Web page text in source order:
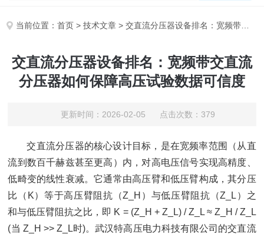
当前位置：首页 >技术文章 > 交直流分压器设备排名：宽频带交直流分压器如何保障高压试验数据可信度
交直流分压器设备排名：宽频带交直流
分压器如何保障高压试验数据可信度
更新时间：2026-02-05 点击次数：379
交直流分压器的核心设计目标，是在宽频率范围（从直
流到数百千赫兹甚至更高）内，对高电压信号实现高精度、
低畸变的线性衰减。它通常由高压臂和低压臂构成，其分压
比（K）等于高压臂阻抗（Z_H）与低压臂阻抗（Z_L）之
和与低压臂阻抗之比，即 K = (Z_H + Z_L) / Z_L ≈ Z_H / Z_L
(当 Z_H >> Z_L时)。武汉特高压电力科技有限公司的交直流